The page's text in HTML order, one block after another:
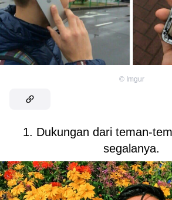
© Imgur
1. Dukungan dari teman-
segalanya.